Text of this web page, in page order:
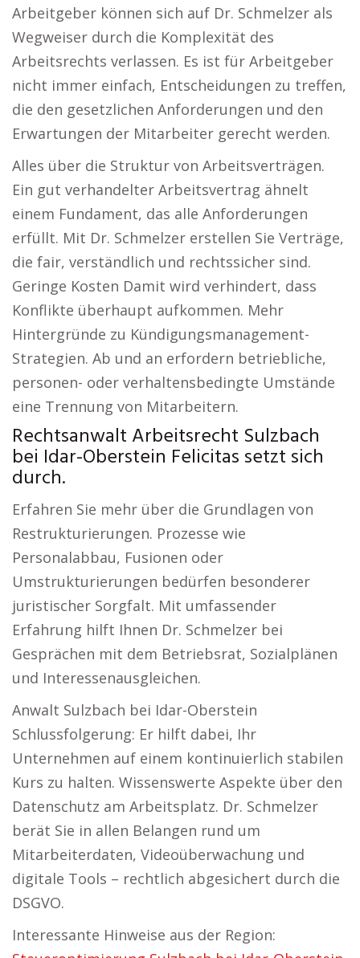
Arbeitgeber können sich auf Dr. Schmelzer als
Wegweiser durch die Komplexität des
Arbeitsrechts verlassen. Es ist für Arbeitgeber
nicht immer einfach, Entscheidungen zu treffen,
die den gesetzlichen Anforderungen und den
Erwartungen der Mitarbeiter gerecht werden.
Alles über die Struktur von Arbeitsverträgen.
Ein gut verhandelter Arbeitsvertrag ähnelt
einem Fundament, das alle Anforderungen
erfüllt. Mit Dr. Schmelzer erstellen Sie Verträge,
die fair, verständlich und rechtssicher sind.
Geringe Kosten Damit wird verhindert, dass
Konflikte überhaupt aufkommen. Mehr
Hintergründe zu Kündigungsmanagement-
Strategien. Ab und an erfordern betriebliche,
personen- oder verhaltensbedingte Umstände
eine Trennung von Mitarbeitern.
Rechtsanwalt Arbeitsrecht Sulzbach
bei Idar-Oberstein Felicitas setzt sich
durch.
Erfahren Sie mehr über die Grundlagen von
Restrukturierungen. Prozesse wie
Personalabbau, Fusionen oder
Umstrukturierungen bedürfen besonderer
juristischer Sorgfalt. Mit umfassender
Erfahrung hilft Ihnen Dr. Schmelzer bei
Gesprächen mit dem Betriebsrat, Sozialplänen
und Interessenausgleichen.
Anwalt Sulzbach bei Idar-Oberstein
Schlussfolgerung: Er hilft dabei, Ihr
Unternehmen auf einem kontinuierlich stabilen
Kurs zu halten. Wissenswerte Aspekte über den
Datenschutz am Arbeitsplatz. Dr. Schmelzer
berät Sie in allen Belangen rund um
Mitarbeiterdaten, Videoüberwachung und
digitale Tools – rechtlich abgesichert durch die
DSGVO.
Interessante Hinweise aus der Region: